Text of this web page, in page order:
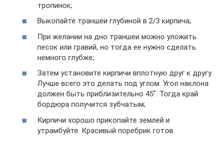
тропинок;
Выкопайте траншеи глубиной в 2/3 кирпича;
При желании на дно траншеи можно уложить
песок или гравий, но тогда ее нужно сделать
немного глубже;
Затем установите кирпичи вплотную друг к другу.
Лучше всего это делать под углом. Угол наклона
должен быть приблизительно 45˚. Тогда край
бордюра получится зубчатым;
Кирпичи хорошо прикопайте землей и
утрамбуйте. Красивый поребрик готов.